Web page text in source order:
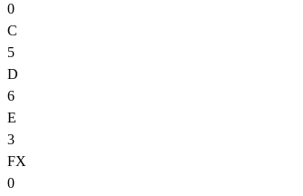
0
C
5
D
6
E
3
FX
0